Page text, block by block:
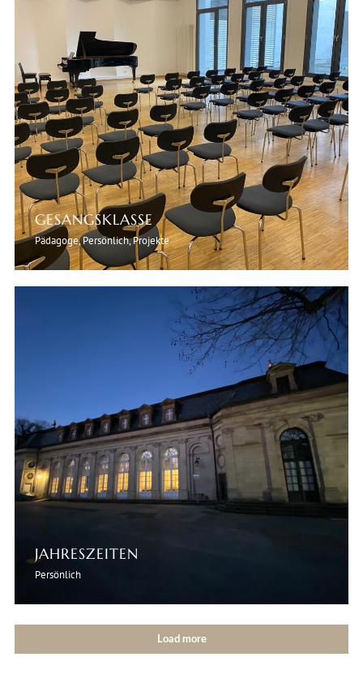
GESANGSKLASSE
Pädagoge, Persönlich, Projekte
JAHRESZEITEN
Persönlich
Load more